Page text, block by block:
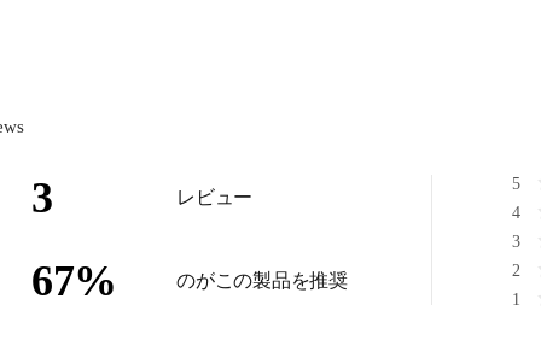
3 レビュー
67% のがこの製品を推奨
5
4
3
2
1